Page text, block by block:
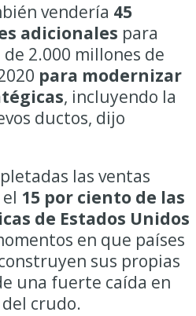
vendería 45
adicionales para
2.000 millones de
para modernizar
, incluyendo la
ductos, dijo
las ventas
15 por ciento de las
de Estados Unidos
en que países
sus propias
una fuerte caída en
crudo.